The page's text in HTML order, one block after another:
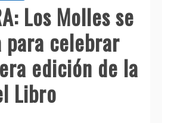
Los Molles se
para celebrar
edición de la
Libro